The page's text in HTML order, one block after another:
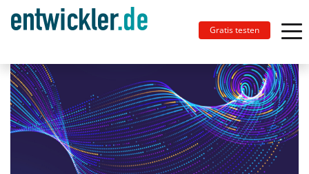
Gratis testen